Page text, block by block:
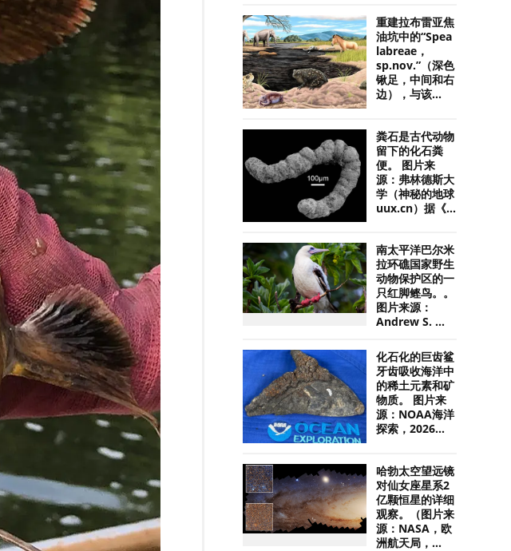
重建拉布雷亚焦
油坑中的“Spea
labreae，
sp.nov.”（深色
锹足，中间和右
边），与该...
粪石是古代动物
留下的化石粪
便。 图片来
源：弗林德斯大
学（神秘的地球
uux.cn）据《...
南太平洋巴尔米
拉环礁国家野生
动物保护区的一
只红脚鲣鸟。。
图片来源：
Andrew S. ...
化石化的巨齿鲨
牙齿吸收海洋中
的稀土元素和矿
物质。 图片来
源：NOAA海洋
探索，2026...
哈勃太空望远镜
对仙女座星系2
亿颗恒星的详细
观察。（图片来
源：NASA，欧
洲航天局，...